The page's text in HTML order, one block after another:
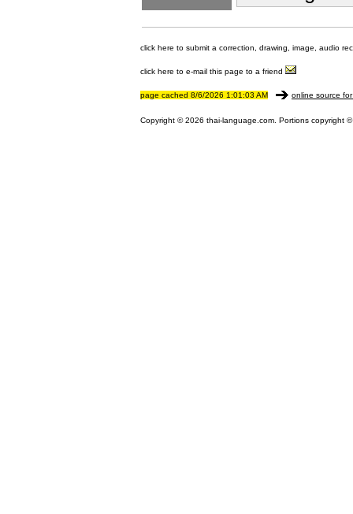
click here to submit a correction, drawing, image, audio
click here to e-mail this page to a friend
page cached 8/6/2026 1:01:03 AM online source
Copyright © 2026 thai-language.com. Portions copyright